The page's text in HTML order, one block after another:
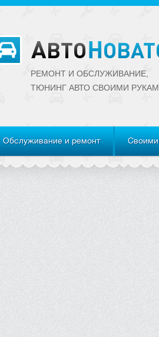
РЕМОНТ И ОБСЛУЖИВАНИЕ,
ТЮНИНГ АВТО CВОИМИ
Обслуживание и ремонт